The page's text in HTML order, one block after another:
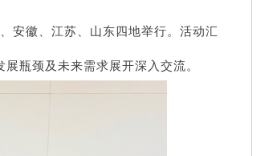
安徽、江苏、山东四地举行。活动汇
瓶颈及未来需求展开深入交流。